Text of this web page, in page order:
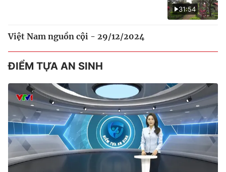
31:54
Việt Nam nguồn cội - 29/12/2024
ĐIỂM TỰA AN SINH